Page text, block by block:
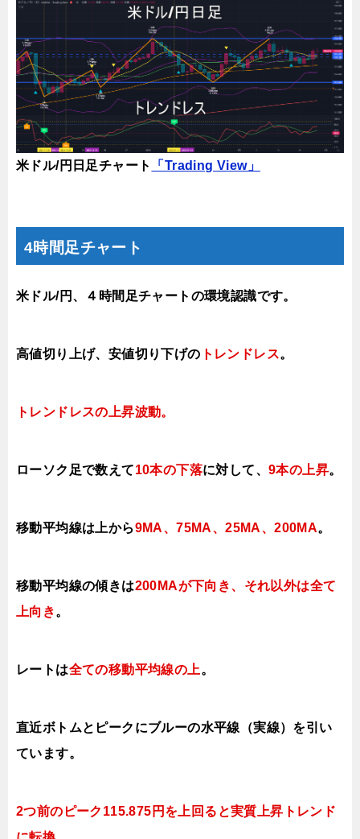
米ドル/円日足チャート 「Trading View」
4時間足チャート
米ドル/円、４時間足チャートの環境認識です。
高値切り上げ、安値切り下げの トレンドレス。
トレンドレスの上昇波動。
ローソク足で数えて10本の下落に対して、9本の上昇。
移動平均線は上から9MA、75MA、25MA、200MA。
移動平均線の傾きは200MAが下向き、それ以外は全て
上向き。
レートは全ての移動平均線の上。
直近ボトムとピークにブルーの水平線（実線）を引い
ています。
2つ前のピーク115.875円を上回ると実質上昇 トレンド